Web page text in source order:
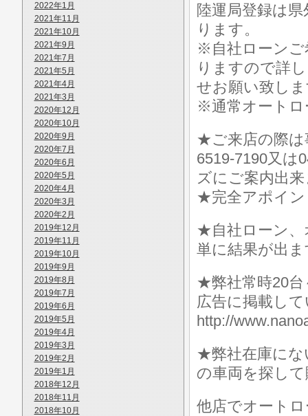
2022年1月
2021年11月
2021年10月
2021年9月
2021年7月
2021年5月
2021年4月
2021年3月
2020年12月
2020年10月
2020年9月
2020年7月
2020年6月
2020年5月
2020年4月
2020年3月
2020年2月
2019年12月
2019年11月
2019年10月
2019年9月
2019年8月
2019年7月
2019年6月
2019年5月
2019年4月
2019年3月
2019年2月
2019年1月
2018年12月
2018年11月
2018年10月
陸運局登録は
ります。
※自社ローンご
りますので詳
せお願い致し
※通常オートロ
★ご来店の際は
6519-7190又は
ズにご案内出
★完全アポイ
★自社ローン、
単に結果が出
★弊社常時20台
広告に掲載し
http://
★弊社在庫にな
の車両を探し
他店でオート